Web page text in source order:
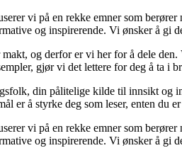
vi på en rekke emner som
og inspirerende. Vi ønsker å gi
og derfor er vi her for å dele
gjør vi det lettere for deg å ta i
din pålitelige kilde til innsikt og
er å styrke deg som leser, enten du
vi på en rekke emner som
og inspirerende. Vi ønsker å gi